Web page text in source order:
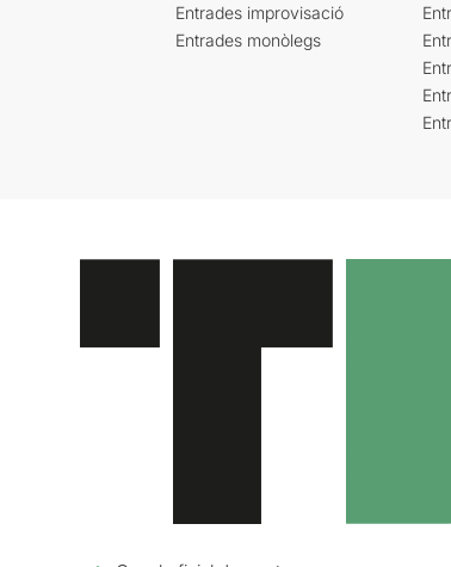
Entrades improvisació
Entrades monòlegs